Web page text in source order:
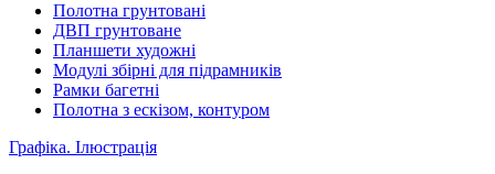
Полотна грунтовані
ДВП грунтоване
Планшети художні
Модулі збірні для підрамників
Рамки багетні
Полотна з ескізом, контуром
Графіка. Ілюстрація